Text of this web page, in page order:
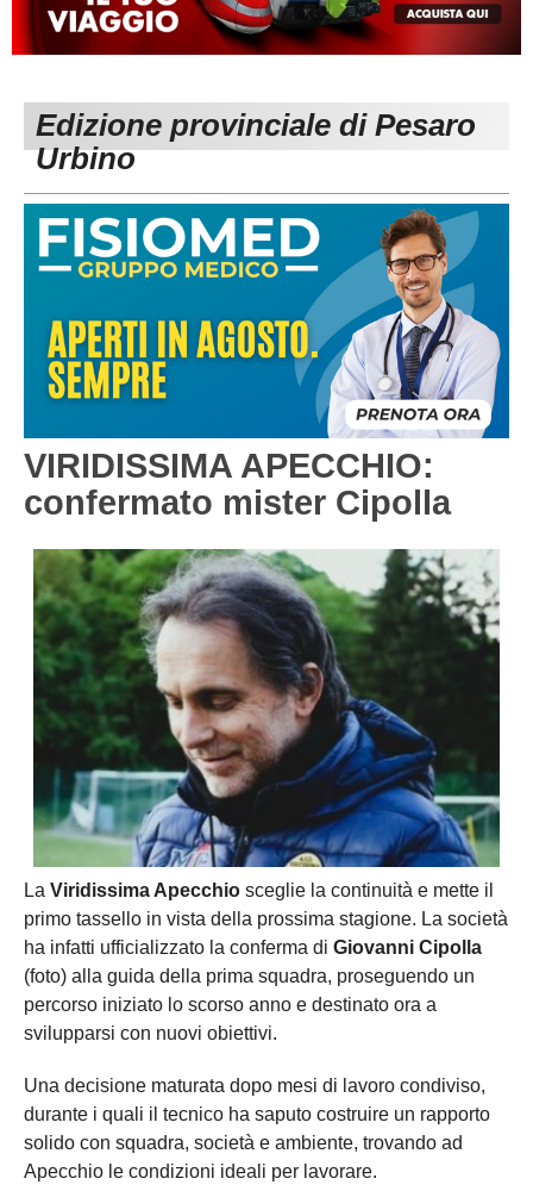
MACERATA
Carica la tua Rosa
ECCELLENZA
1^ CATEGORIA
3^ CATEGORIA
GIOVANILI
REGIONALI
Edizione provinciale di Pesaro
Urbino
VIRIDISSIMA APECCHIO:
confermato mister Cipolla
La Viridissima Apecchio sceglie la continuità e mette il
primo tassello in vista della prossima stagione. La società
ha infatti ufficializzato la conferma di Giovanni Cipolla
(foto) alla guida della prima squadra, proseguendo un
percorso iniziato lo scorso anno e destinato ora a
svilupparsi con nuovi obiettivi.
Una decisione maturata dopo mesi di lavoro condiviso,
durante i quali il tecnico ha saputo costruire un rapporto
solido con squadra, società e ambiente, trovando ad
Apecchio le condizioni ideali per lavorare.